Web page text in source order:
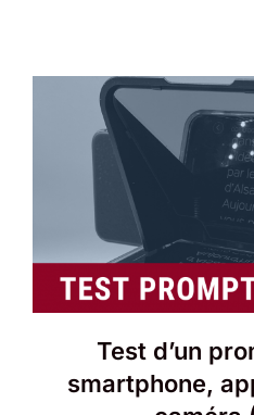
Test d’un
smartphone,